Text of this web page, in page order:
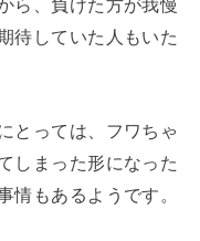
ら、負けた方が我慢
待していた人もいた
とっては、フワちゃ
しまった形になった
情もあるようです。